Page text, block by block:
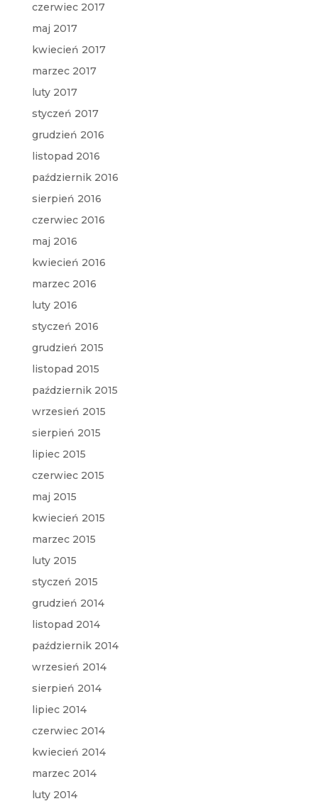
czerwiec 2017
maj 2017
kwiecień 2017
marzec 2017
luty 2017
styczeń 2017
grudzień 2016
listopad 2016
październik 2016
sierpień 2016
czerwiec 2016
maj 2016
kwiecień 2016
marzec 2016
luty 2016
styczeń 2016
grudzień 2015
listopad 2015
październik 2015
wrzesień 2015
sierpień 2015
lipiec 2015
czerwiec 2015
maj 2015
kwiecień 2015
marzec 2015
luty 2015
styczeń 2015
grudzień 2014
listopad 2014
październik 2014
wrzesień 2014
sierpień 2014
lipiec 2014
czerwiec 2014
kwiecień 2014
marzec 2014
luty 2014